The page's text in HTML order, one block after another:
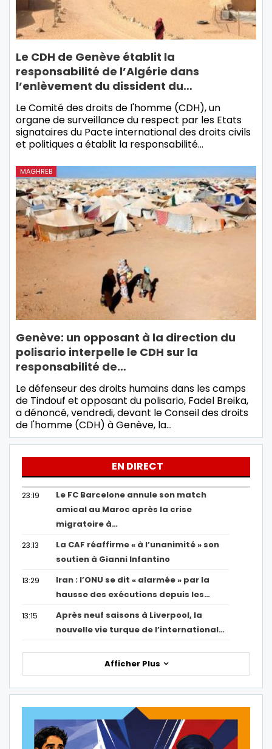
Le CDH de Genève établit la
responsabilité de l’Algérie dans
l’enlèvement du dissident du…
Le Comité des droits de l'homme (CDH), un
organe de surveillance du respect par les Etats
signataires du Pacte international des droits civils
et politiques a établit la responsabilité…
MAGHREB
Genève: un opposant à la direction du
polisario interpelle le CDH sur la
responsabilité de…
Le défenseur des droits humains dans les camps
de Tindouf et opposant du polisario, Fadel Breika,
a dénoncé, vendredi, devant le Conseil des droits
de l'homme (CDH) à Genève, la…
EN DIRECT
23:19
Le FC Barcelone annule son match
amical au Maroc après la crise
migratoire à…
23:13
La CAF réaffirme « à l’unanimité » son
soutien à Gianni Infantino
13:29
Iran : l’ONU se dit « alarmée » par la
hausse des exécutions depuis les…
13:15
Après neuf saisons à Liverpool, la
nouvelle vie turque de l’international…
Afficher Plus